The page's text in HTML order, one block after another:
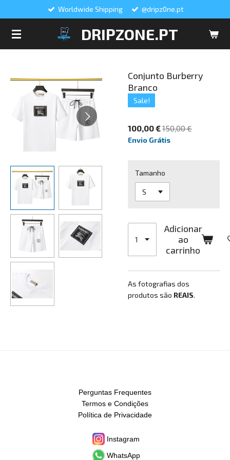
DRIPZONE.PT
Worldwide Shipping @dripz0ne.pt
Conjunto Burberry
Branco
Sale!
100,00 €150,00 €
Envio Grátis
Tamanho
Adicionar
ao
carrinho
As fotografias dos
produtos são REAIS.
Perguntas Frequentes
Termos e Condições
Política de Privacidade
Instagram
WhatsApp